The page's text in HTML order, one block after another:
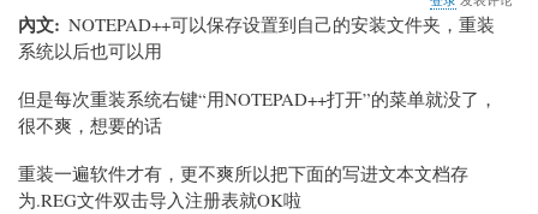
內文
NOTEPAD++可以保存设置到自己的安装文件夹，重装
系统以后也可以用
但是每次重装系统右键“用NOTEPAD++打开”的菜单就没了，
很不爽，想要的话
重装一遍软件才有，更不爽所以把下面的写进文本文档存
为.REG文件双击导入注册表就OK啦